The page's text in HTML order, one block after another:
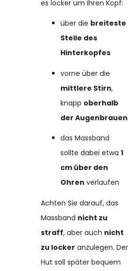
es locker um Ihren Kopf:
über die breiteste
Stelle des
Hinterkopfes
vorne über die
mittlere Stirn,
knapp oberhalb
der Augenbrauen
das Massband
sollte dabei etwa1
cm über den
Ohren verlaufen
Achten Sie darauf, das
Massband nicht zu
straff, aber auch nicht
zu locker anzulegen. Der
Hut soll später bequem